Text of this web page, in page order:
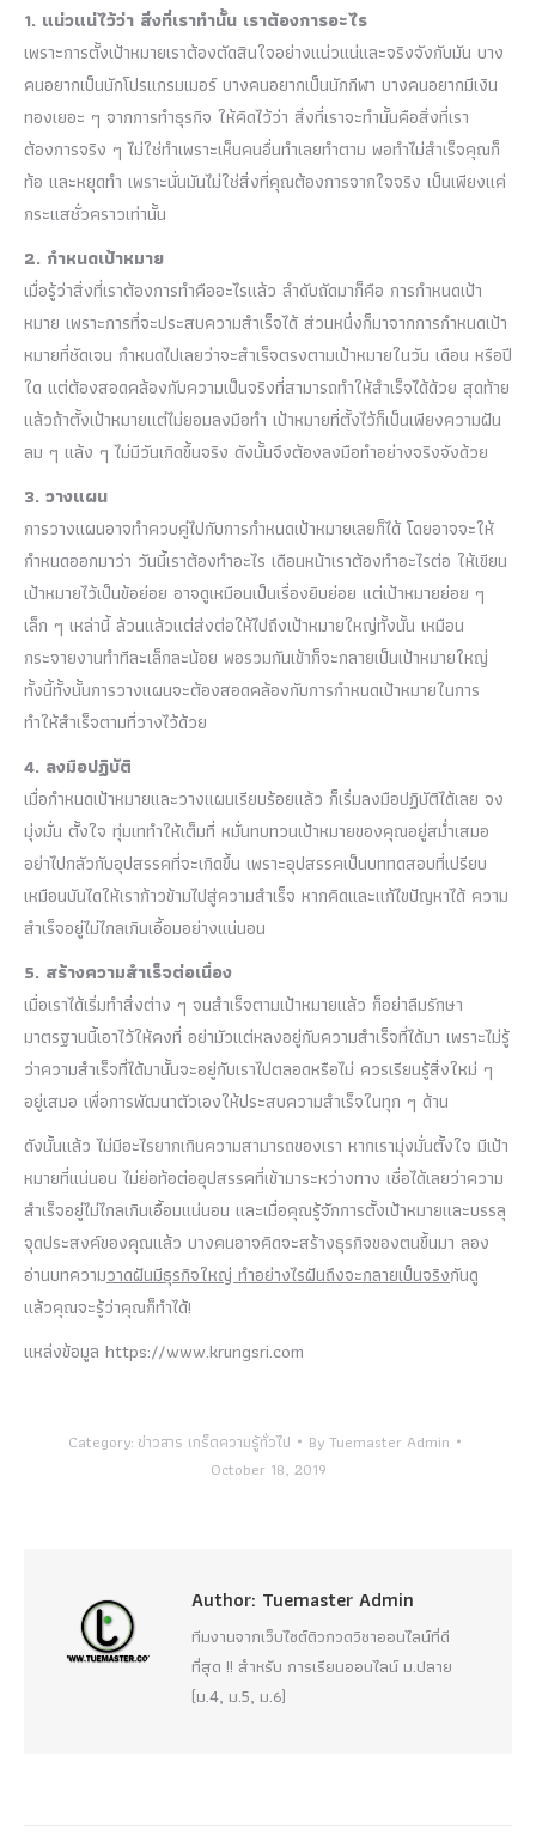
1. แน่วแน่ไว้ว่า สิ่งที่เราทำนั้น เราต้องการอะไร
เพราะการตั้งเป้าหมายเราต้องตัดสินใจอย่างแน่วแน่และจริงจังกับมัน บาง
คนอยากเป็นนักโปรแกรมเมอร์ บางคนอยากเป็นนักกีฬา บางคนอยากมีเงิน
ทองเยอะ ๆ จากการทำธุรกิจ ให้คิดไว้ว่า สิ่งที่เราจะทำนั้นคือสิ่งที่เรา
ต้องการจริง ๆ ไม่ใช่ทำเพราะเห็นคนอื่นทำเลยทำตาม พอทำไม่สำเร็จคุณก็
ท้อ และหยุดทำ เพราะนั่นมันไม่ใช่สิ่งที่คุณต้องการจากใจจริง เป็นเพียงแค่
กระแสชั่วคราวเท่านั้น
2. กำหนดเป้าหมาย
เมื่อรู้ว่าสิ่งที่เราต้องการทำคืออะไรแล้ว ลำดับถัดมาก็คือ การกำหนดเป้า
หมาย เพราะการที่จะประสบความสำเร็จได้ ส่วนหนึ่งก็มาจากการกำหนดเป้า
หมายที่ชัดเจน กำหนดไปเลยว่าจะสำเร็จตรงตามเป้าหมายในวัน เดือน หรือปี
ใด แต่ต้องสอดคล้องกับความเป็นจริงที่สามารถทำให้สำเร็จได้ด้วย สุดท้าย
แล้วถ้าตั้งเป้าหมายแต่ไม่ยอมลงมือทำ เป้าหมายที่ตั้งไว้ก็เป็นเพียงความฝัน
ลม ๆ แล้ง ๆ ไม่มีวันเกิดขึ้นจริง ดังนั้นจึงต้องลงมือทำอย่างจริงจังด้วย
3. วางแผน
การวางแผนอาจทำควบคู่ไปกับการกำหนดเป้าหมายเลยก็ได้ โดยอาจจะให้
กำหนดออกมาว่า วันนี้เราต้องทำอะไร เดือนหน้าเราต้องทำอะไรต่อ ให้เขียน
เป้าหมายไว้เป็นข้อย่อย อาจดูเหมือนเป็นเรื่องยิบย่อย แต่เป้าหมายย่อย ๆ
เล็ก ๆ เหล่านี้ ล้วนแล้วแต่ส่งต่อให้ไปถึงเป้าหมายใหญ่ทั้งนั้น เหมือน
กระจายงานทำทีละเล็กละน้อย พอรวมกันเข้าก็จะกลายเป็นเป้าหมายใหญ่
ทั้งนี้ทั้งนั้นการวางแผนจะต้องสอดคล้องกับการกำหนดเป้าหมายในการ
ทำให้สำเร็จตามที่วางไว้ด้วย
4. ลงมือปฏิบัติ
เมื่อกำหนดเป้าหมายและวางแผนเรียบร้อยแล้ว ก็เริ่มลงมือปฏิบัติได้เลย จง
มุ่งมั่น ตั้งใจ ทุ่มเททำให้เต็มที่ หมั่นทบทวนเป้าหมายของคุณอยู่สม่ำเสมอ
อย่าไปกลัวกับอุปสรรคที่จะเกิดขึ้น เพราะอุปสรรคเป็นบททดสอบที่เปรียบ
เหมือนบันไดให้เราก้าวข้ามไปสู่ความสำเร็จ หากคิดและแก้ไขปัญหาได้ ความ
สำเร็จอยู่ไม่ไกลเกินเอื้อมอย่างแน่นอน
5. สร้างความสำเร็จต่อเนื่อง
เมื่อเราได้เริ่มทำสิ่งต่าง ๆ จนสำเร็จตามเป้าหมายแล้ว ก็อย่าลืมรักษา
มาตรฐานนี้เอาไว้ให้คงที่ อย่ามัวแต่หลงอยู่กับความสำเร็จที่ได้มา เพราะไม่รู้
ว่าความสำเร็จที่ได้มานั้นจะอยู่กับเราไปตลอดหรือไม่ ควรเรียนรู้สิ่งใหม่ ๆ
อยู่เสมอ เพื่อการพัฒนาตัวเองให้ประสบความสำเร็จในทุก ๆ ด้าน
ดังนั้นแล้ว ไม่มีอะไรยากเกินความสามารถของเรา หากเรามุ่งมั่นตั้งใจ มีเป้า
หมายที่แน่นอน ไม่ย่อท้อต่ออุปสรรคที่เข้ามาระหว่างทาง เชื่อได้เลยว่าความ
สำเร็จอยู่ไม่ไกลเกินเอื้อมแน่นอน และเมื่อคุณรู้จักการตั้งเป้าหมายและบรรลุ
จุดประสงค์ของคุณแล้ว บางคนอาจคิดจะสร้างธุรกิจของตนขึ้นมา ลอง
อ่านบทความวาดฝันมีธุรกิจใหญ่ ทำอย่างไรฝันถึงจะกลายเป็นจริงกันดู
แล้วคุณจะรู้ว่าคุณก็ทำได้!
แหล่งข้อมูล https://www.krungsri.com
Category: ข่าวสาร เกร็ดความรู้ทั่วไป ByTuemaster Admin
October 18, 2019
Author: Tuemaster Admin
ทีมงานจากเว็บไซต์ติวกวดวิชาออนไลน์ที่ดี
ที่สุด !! สำหรับ การเรียนออนไลน์ ม.ปลาย
(ม.4, ม.5, ม.6)